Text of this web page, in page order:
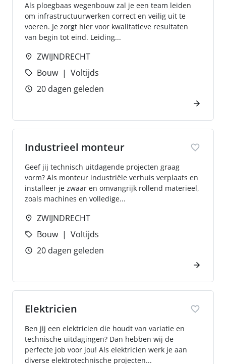
Als ploegbaas wegenbouw zal je een team leiden
om infrastructuurwerken correct en veilig uit te
voeren. Je zorgt hier voor kwalitatieve resultaten
van begin tot eind. Leiding...
ZWIJNDRECHT
Bouw
Voltijds
20 dagen geleden
Industrieel monteur
Geef jij technisch uitdagende projecten graag
vorm? Als monteur industriële verhuis verplaats en
installeer je zwaar en omvangrijk rollend materieel,
zoals machines en volledige...
ZWIJNDRECHT
Bouw
Voltijds
20 dagen geleden
Elektricien
Ben jij een elektricien die houdt van variatie en
technische uitdagingen? Dan hebben wij de
perfecte job voor jou! Als elektricien werk je aan
diverse elektrotechnische projecten...